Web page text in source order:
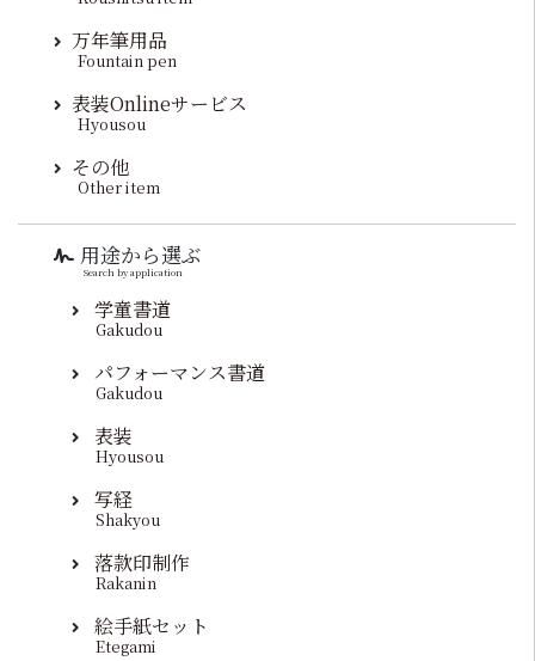
万年筆用品
Fountain pen
表装Onlineサービス
Hyousou
その他
Other item
用途から選ぶ
Search by application
学童書道
Gakudou
パフォーマンス書道
Gakudou
表装
Hyousou
写経
Shakyou
落款印制作
Rakanin
絵手紙セット
Etegami